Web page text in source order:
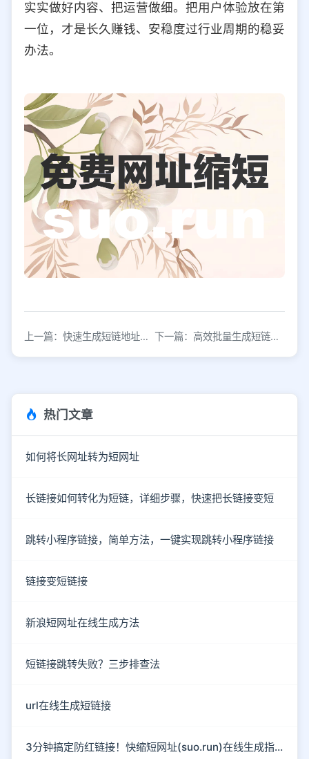
实实做好内容、把运营做细。把用户体验放在第
一位，才是长久赚钱、安稳度过行业周期的稳妥
办法。
上一篇：快速生成短链地址，免费在线缩短网址工具 下一篇：高效批量生成短链接的实用工具推荐
热门文章
如何将长网址转为短网址
长链接如何转化为短链，详细步骤，快速把长链接变短
跳转小程序链接，简单方法，一键实现跳转小程序链接
链接变短链接
新浪短网址在线生成方法
短链接跳转失败？三步排查法
url在线生成短链接
3分钟搞定防红链接！快缩短网址(suo.run)在线生成指南